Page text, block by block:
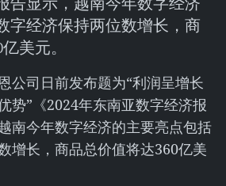
字经济保持两位数增长，商
美元。
公司日前发布题为“利润呈增长
势”《2024年东南亚数字经济报
南今年数字经济的主要亮点包括
增长，商品总价值将达360亿美